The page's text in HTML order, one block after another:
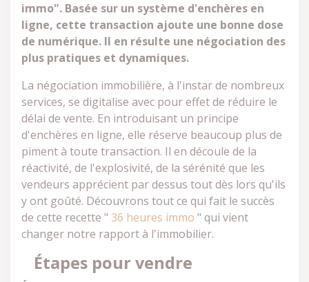
immo". Basée sur un système d'enchères en
ligne, cette transaction ajoute une bonne dose
de numérique. Il en résulte une négociation des
plus pratiques et dynamiques.
La négociation immobilière, à l'instar de nombreux
services, se digitalise avec pour effet de réduire le
délai de vente. En introduisant un principe
d'enchères en ligne, elle réserve beaucoup plus de
piment à toute transaction. Il en découle de la
réactivité, de l'explosivité, de la sérénité que les
vendeurs apprécient par dessus tout dès lors qu'ils
y ont goûté. Découvrons tout ce qui fait le succès
de cette recette " 36 heures immo " qui vient
changer notre rapport à l'immobilier.
Étapes pour vendre